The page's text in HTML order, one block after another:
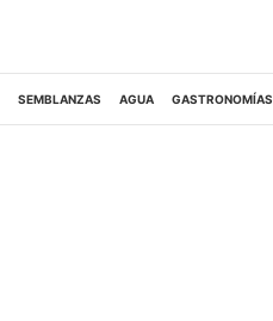
SEMBLANZAS AGUA GASTRONOMÍAS